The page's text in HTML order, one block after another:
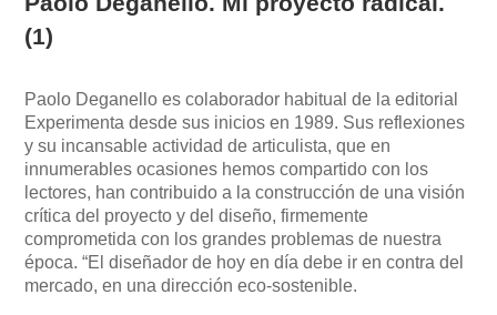
(1)
Paolo Deganello es colaborador habitual de la editorial
Experimenta desde sus inicios en 1989. Sus reflexiones
y su incansable actividad de articulista, que en
innumerables ocasiones hemos compartido con los
lectores, han contribuido a la construcción de una visión
crítica del proyecto y del diseño, firmemente
comprometida con los grandes problemas de nuestra
época. “El diseñador de hoy en día debe ir en contra del
mercado, en una dirección eco-sostenible.